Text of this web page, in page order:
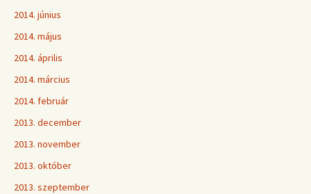
2014. június
2014. május
2014. április
2014. március
2014. február
2013. december
2013. november
2013. október
2013. szeptember